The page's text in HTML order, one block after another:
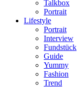
Talkbox
Portrait
Lifestyle
Portrait
Interview
Fundstück
Guide
Yummy
Fashion
Trend